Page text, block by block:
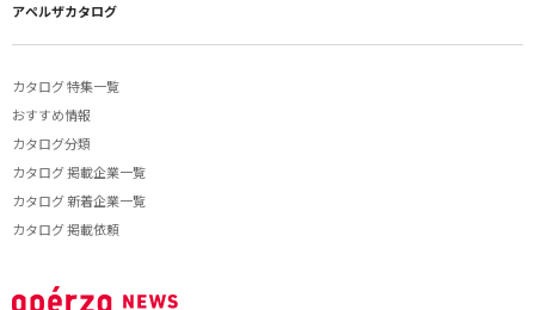
アペルザカタログ
カタログ 特集一覧
おすすめ情報
カタログ分類
カタログ 掲載企業一覧
カタログ 新着企業一覧
カタログ 掲載依頼